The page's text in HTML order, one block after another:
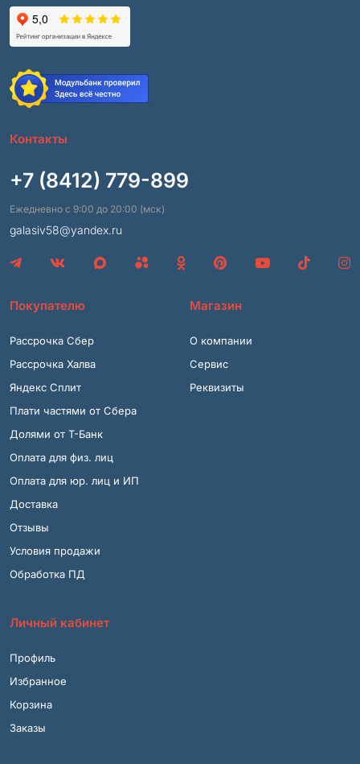
Контакты
+7 (8412) 779-899
Ежедневно с 9:00 до 20:00 (мск)
galasiv58@yandex.ru
Покупателю
Рассрочка Сбер
Рассрочка Халва
Яндекс Сплит
Плати частями от Сбера
Долями от Т-Банк
Оплата для физ. лиц
Оплата для юр. лиц и ИП
Доставка
Отзывы
Условия продажи
Обработка ПД
Магазин
О компании
Сервис
Реквизиты
Личный кабинет
Профиль
Избранное
Корзина
Заказы